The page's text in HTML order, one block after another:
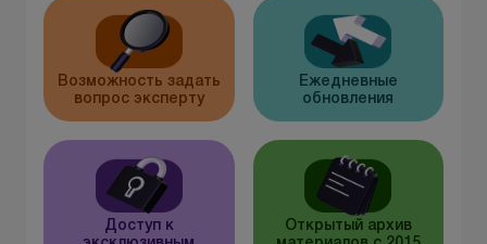
Возможность задать
вопрос эксперту
Ежедневные
обновления
Доступ к
Открытый архив